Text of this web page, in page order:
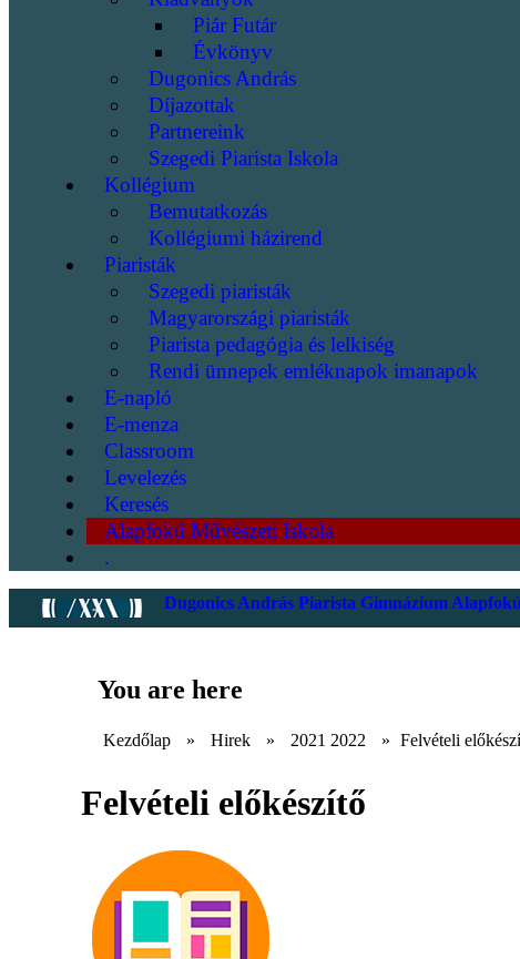
Piár Futár
Évkönyv
Dugonics András
Díjazottak
Partnereink
Szegedi Piarista Iskola
Kollégium
Bemutatkozás
Kollégiumi házirend
Piaristák
Szegedi piaristák
Magyarországi piaristák
Piarista pedagógia és lelkiség
Rendi ünnepek emléknapok imanapok
E-napló
E-menza
Classroom
Levelezés
Keresés
Alapfokú Művészeti Iskola
.
Dugonics András Piarista Gimnázium
You are here
Kezdőlap » Hirek » 2021 2022 » Felvételi
Felvételi előkészítő